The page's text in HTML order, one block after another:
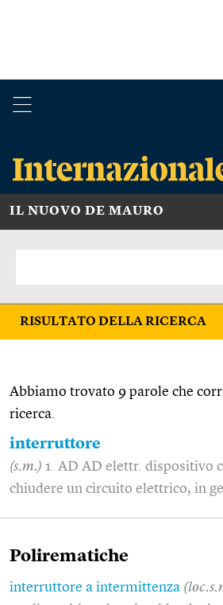
IL NUOVO DE MAURO
RISULTATO DELLA RICERCA
Abbiamo trovato 9 parole che
ricerca.
interruttore
(s.m.) 1. AD AD elettr. dispositivo
chiudere un circuito elettrico, in
Polirematiche
interruttore a intermittenza